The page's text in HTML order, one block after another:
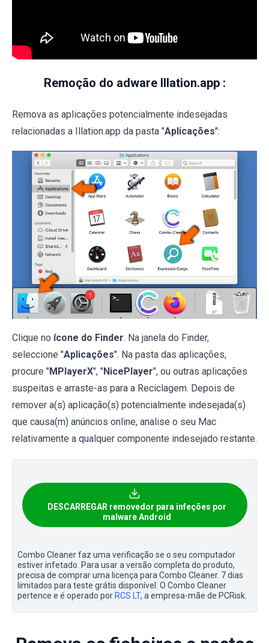
Remoção do adware Illation.app :
Remova as aplicações potencialmente indesejadas
relacionadas a Illation.app da pasta "Aplicações":
Clique no ícone do Finder. Na janela do Finder,
seleccione "Aplicações". Na pasta das aplicações,
procure "MPlayerX", "NicePlayer", ou outras aplicações
suspeitas e arraste-as para a Reciclagem. Depois de
remover a(s) aplicação(s) potencialmente indesejada(s)
que causa(m) anúncios online, analise o seu Mac
relativamente a qualquer componente indesejado restante.
DESCARREGAR removedor para infeções por
malware Android
Combo Cleaner faz uma verificação se o seu computador
estiver infetado. Para usar a versão completa do produto,
precisa de comprar uma licença para Combo Cleaner. 7 dias
limitados para teste grátis disponível. O Combo Cleaner
pertence e é operado por RCS LT, a empresa-mãe de PCRisk.